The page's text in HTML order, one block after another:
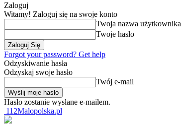
Zaloguj
Witamy! Zaloguj się na swoje konto
Twoja nazwa użytkownika
Twoje hasło
Forgot your password? Get help
Odzyskiwanie hasła
Odzyskaj swoje hasło
Twój e-mail
Hasło zostanie wysłane e-mailem.
112Malopolska.pl